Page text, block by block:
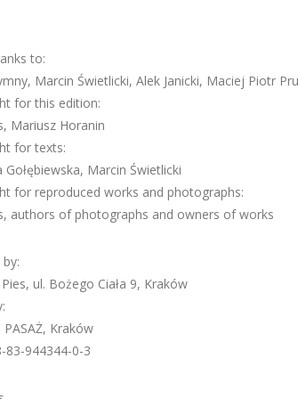
to:
Marcin Świetlicki, Alek Janicki, Maciej Piotr
for this edition:
Mariusz Horanin
for texts:
Gołębiewska, Marcin Świetlicki
for reproduced works and photographs:
authors of photographs and owners of works
ul. Bożego Ciała 9, Kraków
Kraków
83-944344-0-3